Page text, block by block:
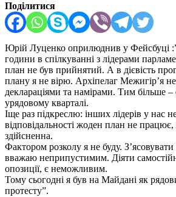
Поділитися
Юрій Луценко оприлюднив у Фейсбуці
години в спілкуванні з лідерами
план не був прийнятий. А в дієвість
плану я не вірю. Архіпелаг Межигір’я
деклараціями та намірами. Тим більше –
урядовому кварталі.
Іще раз підкреслю: інших лідерів у нас
відповідальності жоден план не
здійсненна.
Фактором розколу я не буду.
вважаю неприпустимим. Діяти
опозиції, є неможливим.
Тому сьогодні я був на Майдані як
протесту”.